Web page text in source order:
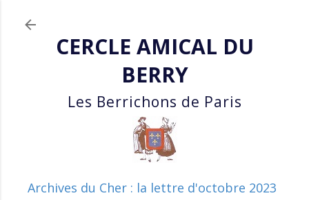
CERCLE AMICAL DU
BERRY
Les Berrichons de Paris
Archives du Cher : la lettre d'octobre 2023